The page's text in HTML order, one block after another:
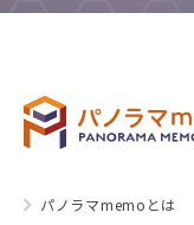
パノラマmemoとは